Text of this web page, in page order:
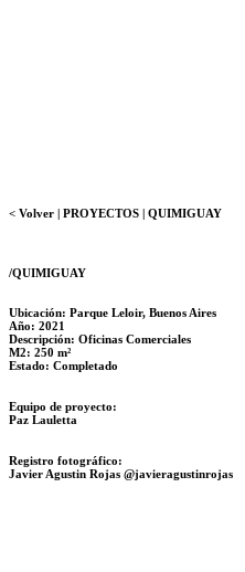
< Volver | PROYECTOS | QUIMIGUAY
/QUIMIGUAY
Ubicación: Parque Leloir, Buenos Aires
Año: 2021
Descripción: Oficinas Comerciales
M2: 250 m²
Estado: Completado
Equipo de proyecto:
Paz Lauletta
Registro fotográfico:
Javier Agustin Rojas @javieragustinrojas